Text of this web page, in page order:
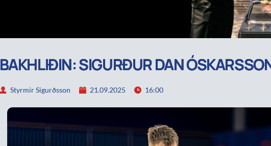
BAKHLIÐIN: SIGURÐUR DAN
Styrmir Sigurðsson 21.09.2025 16:00